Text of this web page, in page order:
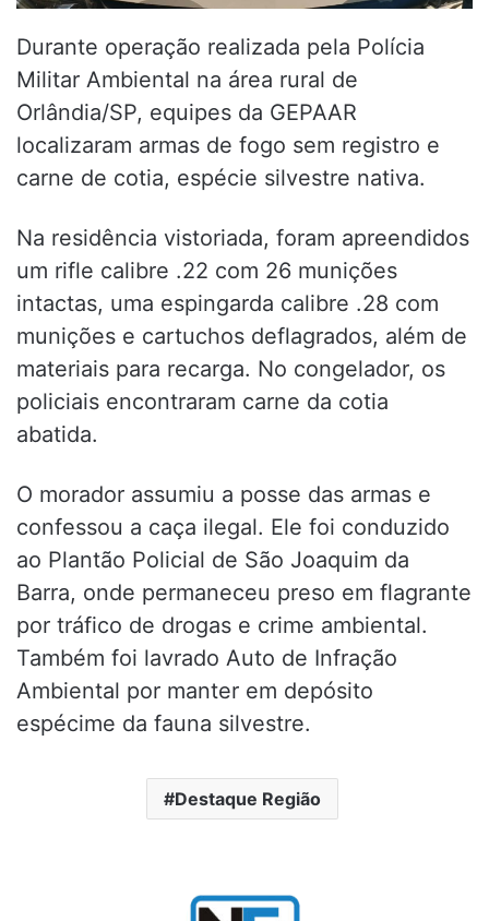
Durante operação realizada pela Polícia
Militar Ambiental na área rural de
Orlândia/SP, equipes da GEPAAR
localizaram armas de fogo sem registro e
carne de cotia, espécie silvestre nativa.
Na residência vistoriada, foram apreendidos
um rifle calibre .22 com 26 munições
intactas, uma espingarda calibre .28 com
munições e cartuchos deflagrados, além de
materiais para recarga. No congelador, os
policiais encontraram carne da cotia
abatida.
O morador assumiu a posse das armas e
confessou a caça ilegal. Ele foi conduzido
ao Plantão Policial de São Joaquim da
Barra, onde permaneceu preso em flagrante
por tráfico de drogas e crime ambiental.
Também foi lavrado Auto de Infração
Ambiental por manter em depósito
espécime da fauna silvestre.
Destaque Região